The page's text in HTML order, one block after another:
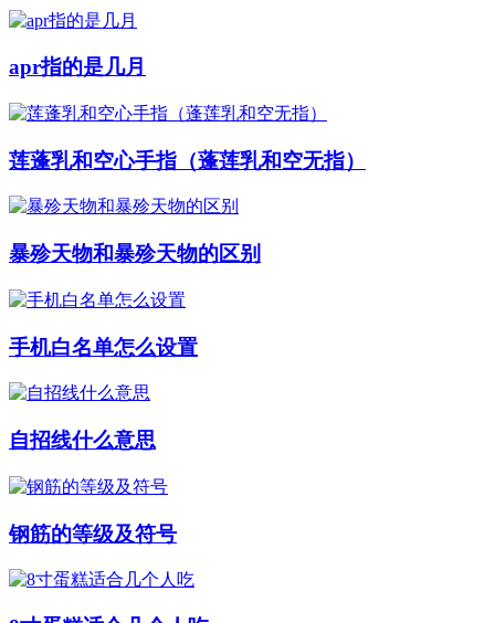
apr指的是几月
莲蓬乳和空心手指（蓬莲乳和空无指）
暴殄天物和暴殄天物的区别
手机白名单怎么设置
自招线什么意思
钢筋的等级及符号